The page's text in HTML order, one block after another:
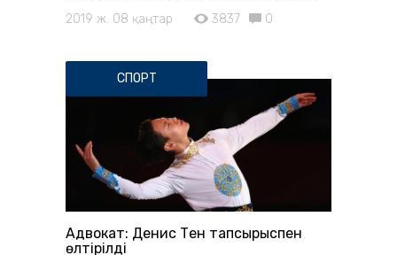
2019 ж. 08 қаңтар 3837 0
СПОРТ
Адвокат: Денис Тен тапсырыспен
өлтірілді